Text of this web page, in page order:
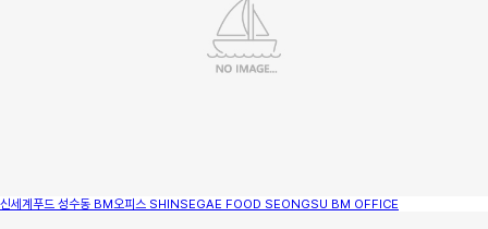
신세계푸드 성수동 BM오피스 SHINSEGAE FOOD SEONGSU BM OFFICE